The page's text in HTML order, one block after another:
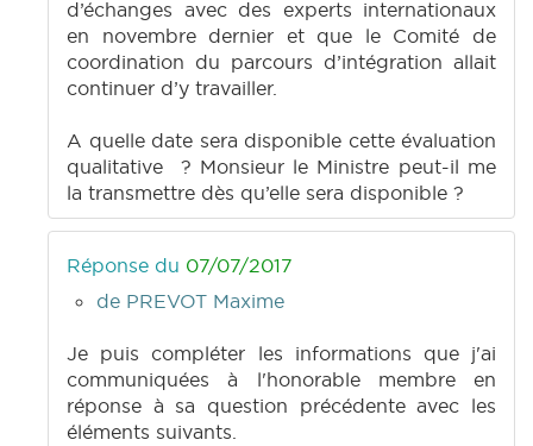
d’échanges avec des experts internationaux
en novembre dernier et que le Comité de
coordination du parcours d’intégration allait
continuer d’y travailler.
A quelle date sera disponible cette évaluation
qualitative ? Monsieur le Ministre peut-il me
la transmettre dès qu’elle sera disponible ?
Réponse du 07/07/2017
de PREVOT Maxime
Je puis compléter les informations que j'ai
communiquées à l'honorable membre en
réponse à sa question précédente avec les
éléments suivants.